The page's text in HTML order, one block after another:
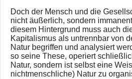
Doch der Mensch und die
nicht äußerlich, sondern
diesem Hintergrund muss auch
Kapitalismus als untrennbar von
Natur begriffen und analysiert
so seine These, operiert
Natur, sondern ist selbst eine
nichtmenschliche) Natur zu